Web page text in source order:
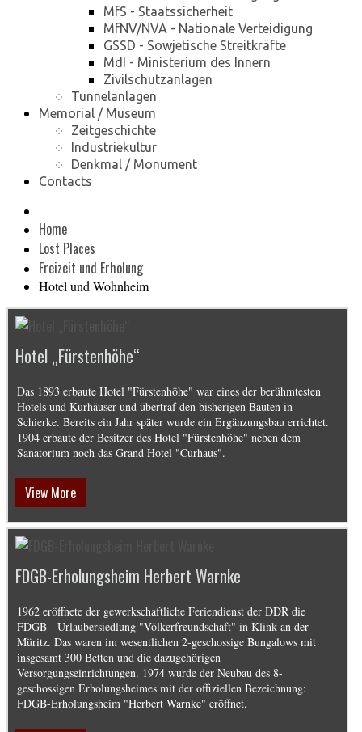
MfS - Staatssicherheit
MfNV/NVA - Nationale Verteidigung
GSSD - Sowjetische Streitkräfte
MdI - Ministerium des Innern
Zivilschutzanlagen
Tunnelanlagen
Memorial / Museum
Zeitgeschichte
Industriekultur
Denkmal / Monument
Contacts
Home
Lost Places
Freizeit und Erholung
Hotel und Wohnheim
Hotel „Fürstenhöhe“
Das 1893 erbaute Hotel "Fürstenhöhe" war eines der berühmtesten
Hotels und Kurhäuser und übertraf den bisherigen Bauten in
Schierke. Bereits ein Jahr später wurde ein Ergänzungsbau errichtet.
1904 erbaute der Besitzer des Hotel "Fürstenhöhe" neben dem
Sanatorium noch das Grand Hotel "Curhaus".
View More
FDGB-Erholungsheim Herbert Warnke
1962 eröffnete der gewerkschaftliche Feriendienst der DDR die
FDGB - Urlaubersiedlung "Völkerfreundschaft" in Klink an der
Müritz. Das waren im wesentlichen 2-geschossige Bungalows mit
insgesamt 300 Betten und die dazugehörigen
Versorgungseinrichtungen. 1974 wurde der Neubau des 8-
geschossigen Erholungsheimes mit der offiziellen Bezeichnung:
FDGB-Erholungsheim "Herbert Warnke" eröffnet.